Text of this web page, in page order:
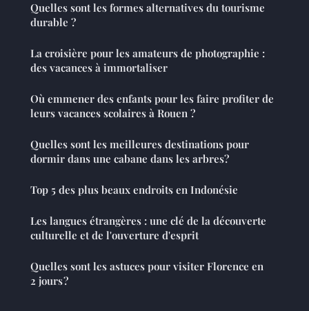
Quelles sont les formes alternatives du tourisme
durable ?
La croisière pour les amateurs de photographie :
des vacances à immortaliser
Où emmener des enfants pour les faire profiter de
leurs vacances scolaires à Rouen ?
Quelles sont les meilleures destinations pour
dormir dans une cabane dans les arbres?
Top 5 des plus beaux endroits en Indonésie
Les langues étrangères : une clé de la découverte
culturelle et de l'ouverture d'esprit
Quelles sont les astuces pour visiter Florence en
2 jours ?